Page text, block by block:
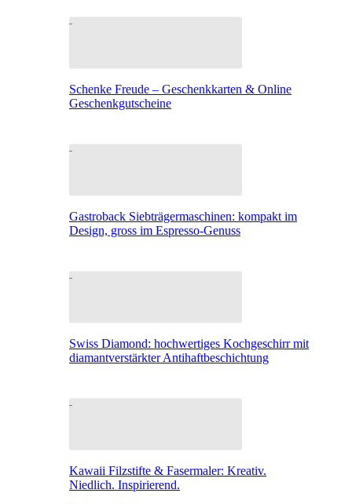
Schenke Freude – Geschenkkarten & Online
Geschenkgutscheine
Gastroback Siebträgermaschinen: kompakt im
Design, gross im Espresso-Genuss
Swiss Diamond: hochwertiges Kochgeschirr mit
diamantverstärkter Antihaftbeschichtung
Kawaii Filzstifte & Fasermaler: Kreativ.
Niedlich. Inspirierend.